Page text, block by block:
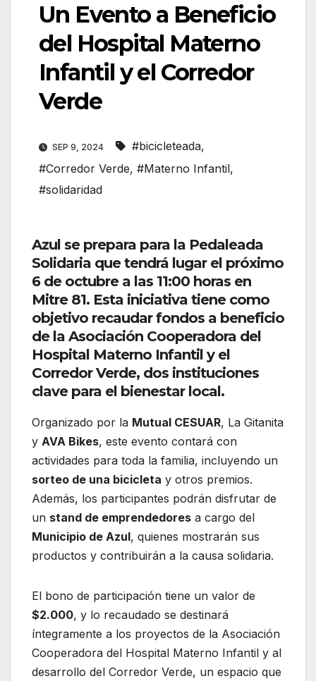
Un Evento a Beneficio
del Hospital Materno
Infantil y el Corredor
Verde
SEP 9, 2024 #bicicleteada,
#Corredor Verde, #Materno Infantil,
#solidaridad
Azul se prepara para la Pedaleada
Solidaria que tendrá lugar el próximo
6 de octubre a las 11:00 horas en
Mitre 81. Esta iniciativa tiene como
objetivo recaudar fondos a beneficio
de la Asociación Cooperadora del
Hospital Materno Infantil y el
Corredor Verde, dos instituciones
clave para el bienestar local.
Organizado por la Mutual CESUAR, La Gitanita
y AVA Bikes, este evento contará con
actividades para toda la familia, incluyendo un
sorteo de una bicicleta y otros premios.
Además, los participantes podrán disfrutar de
un stand de emprendedores a cargo del
Municipio de Azul, quienes mostrarán sus
productos y contribuirán a la causa solidaria.
El bono de participación tiene un valor de
$2.000, y lo recaudado se destinará
íntegramente a los proyectos de la Asociación
Cooperadora del Hospital Materno Infantil y al
desarrollo del Corredor Verde, un espacio que